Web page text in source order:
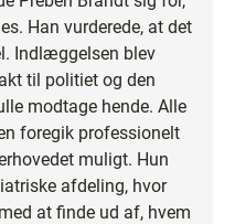
Han vurderede, at det
Indlæggelsen blev
til politiet og den
modtage hende. Alle
foregik professionelt
muligt. Hun
afdeling, hvor
at finde ud af, hvem